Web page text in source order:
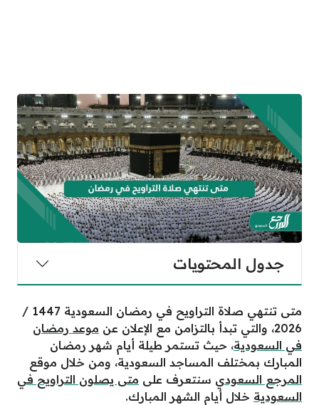
جدول المحتويات
متى تنتهي صلاة التراويح في رمضان السعودية 1447 /
2026، والتي تبدأ بالتزامن مع الإعلان عن
موعد رمضان
في السعودية، حيث تستمر طيلة أيام شهر رمضان
المبارك بمختلف المساجد السعودية، ومن خلال موقع
المرجع السعودي سنتعرف على متى يصلون التراويح في
السعودية خلال أيام الشهر المبارك.